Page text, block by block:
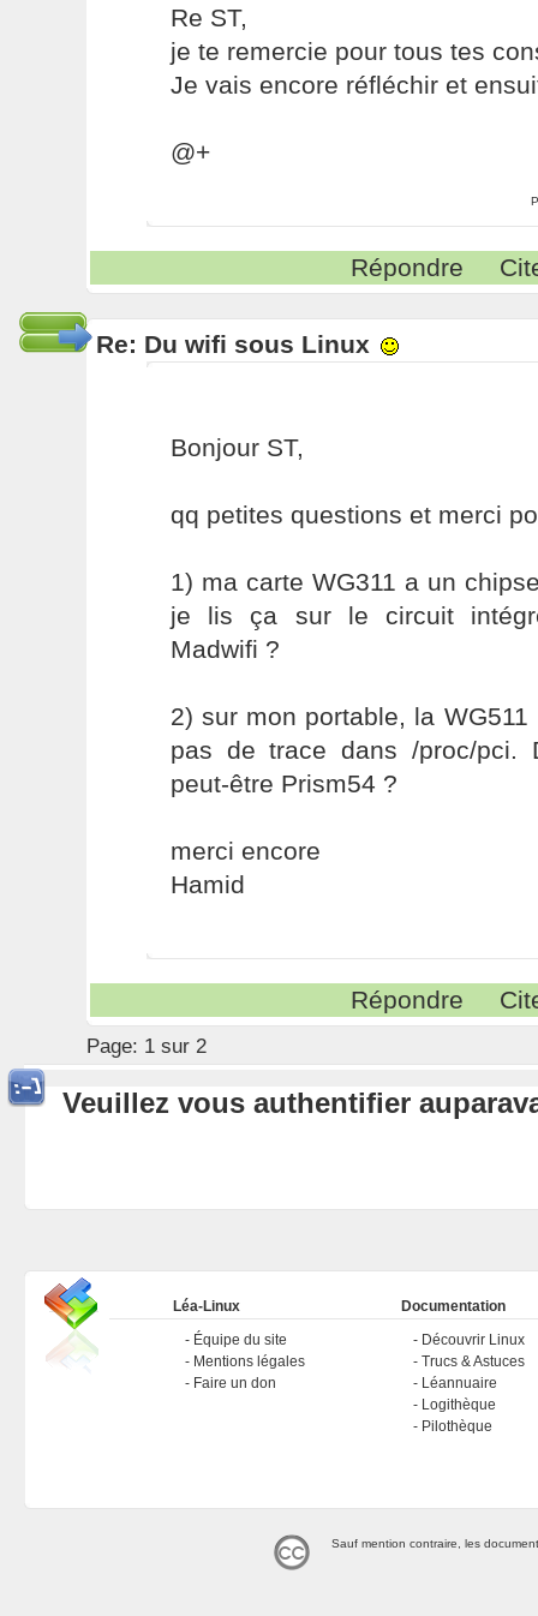
Re ST,
je te remercie pour tous tes
Je vais encore réfléchir et
@+
Répondre
Re: Du wifi sous Linux
Bonjour ST,
qq petites questions et merci
1) ma carte WG311 a un
je lis ça sur le circuit
Madwifi ?
2) sur mon portable, la
pas de trace dans /proc/pci.
peut-être Prism54 ?
merci encore
Hamid
Répondre
Page: 1 sur 2
Veuillez vous authentifier
Léa-Linux
Équipe du site
Mentions légales
Faire un don
Documentation
Découvrir Linux
Trucs & Astuces
Léannuaire
Logithèque
Pilothèque
Sauf mention contraire, les